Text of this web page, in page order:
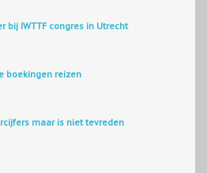
bij IWTTF congres in Utrecht
boekingen reizen
maar is niet tevreden